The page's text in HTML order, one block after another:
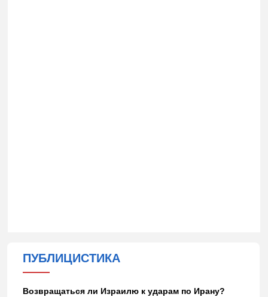
ПУБЛИЦИСТИКА
Возвращаться ли Израилю к ударам по Ирану?